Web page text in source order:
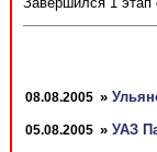
08.08.2005 »
05.08.2005 » УАЗ